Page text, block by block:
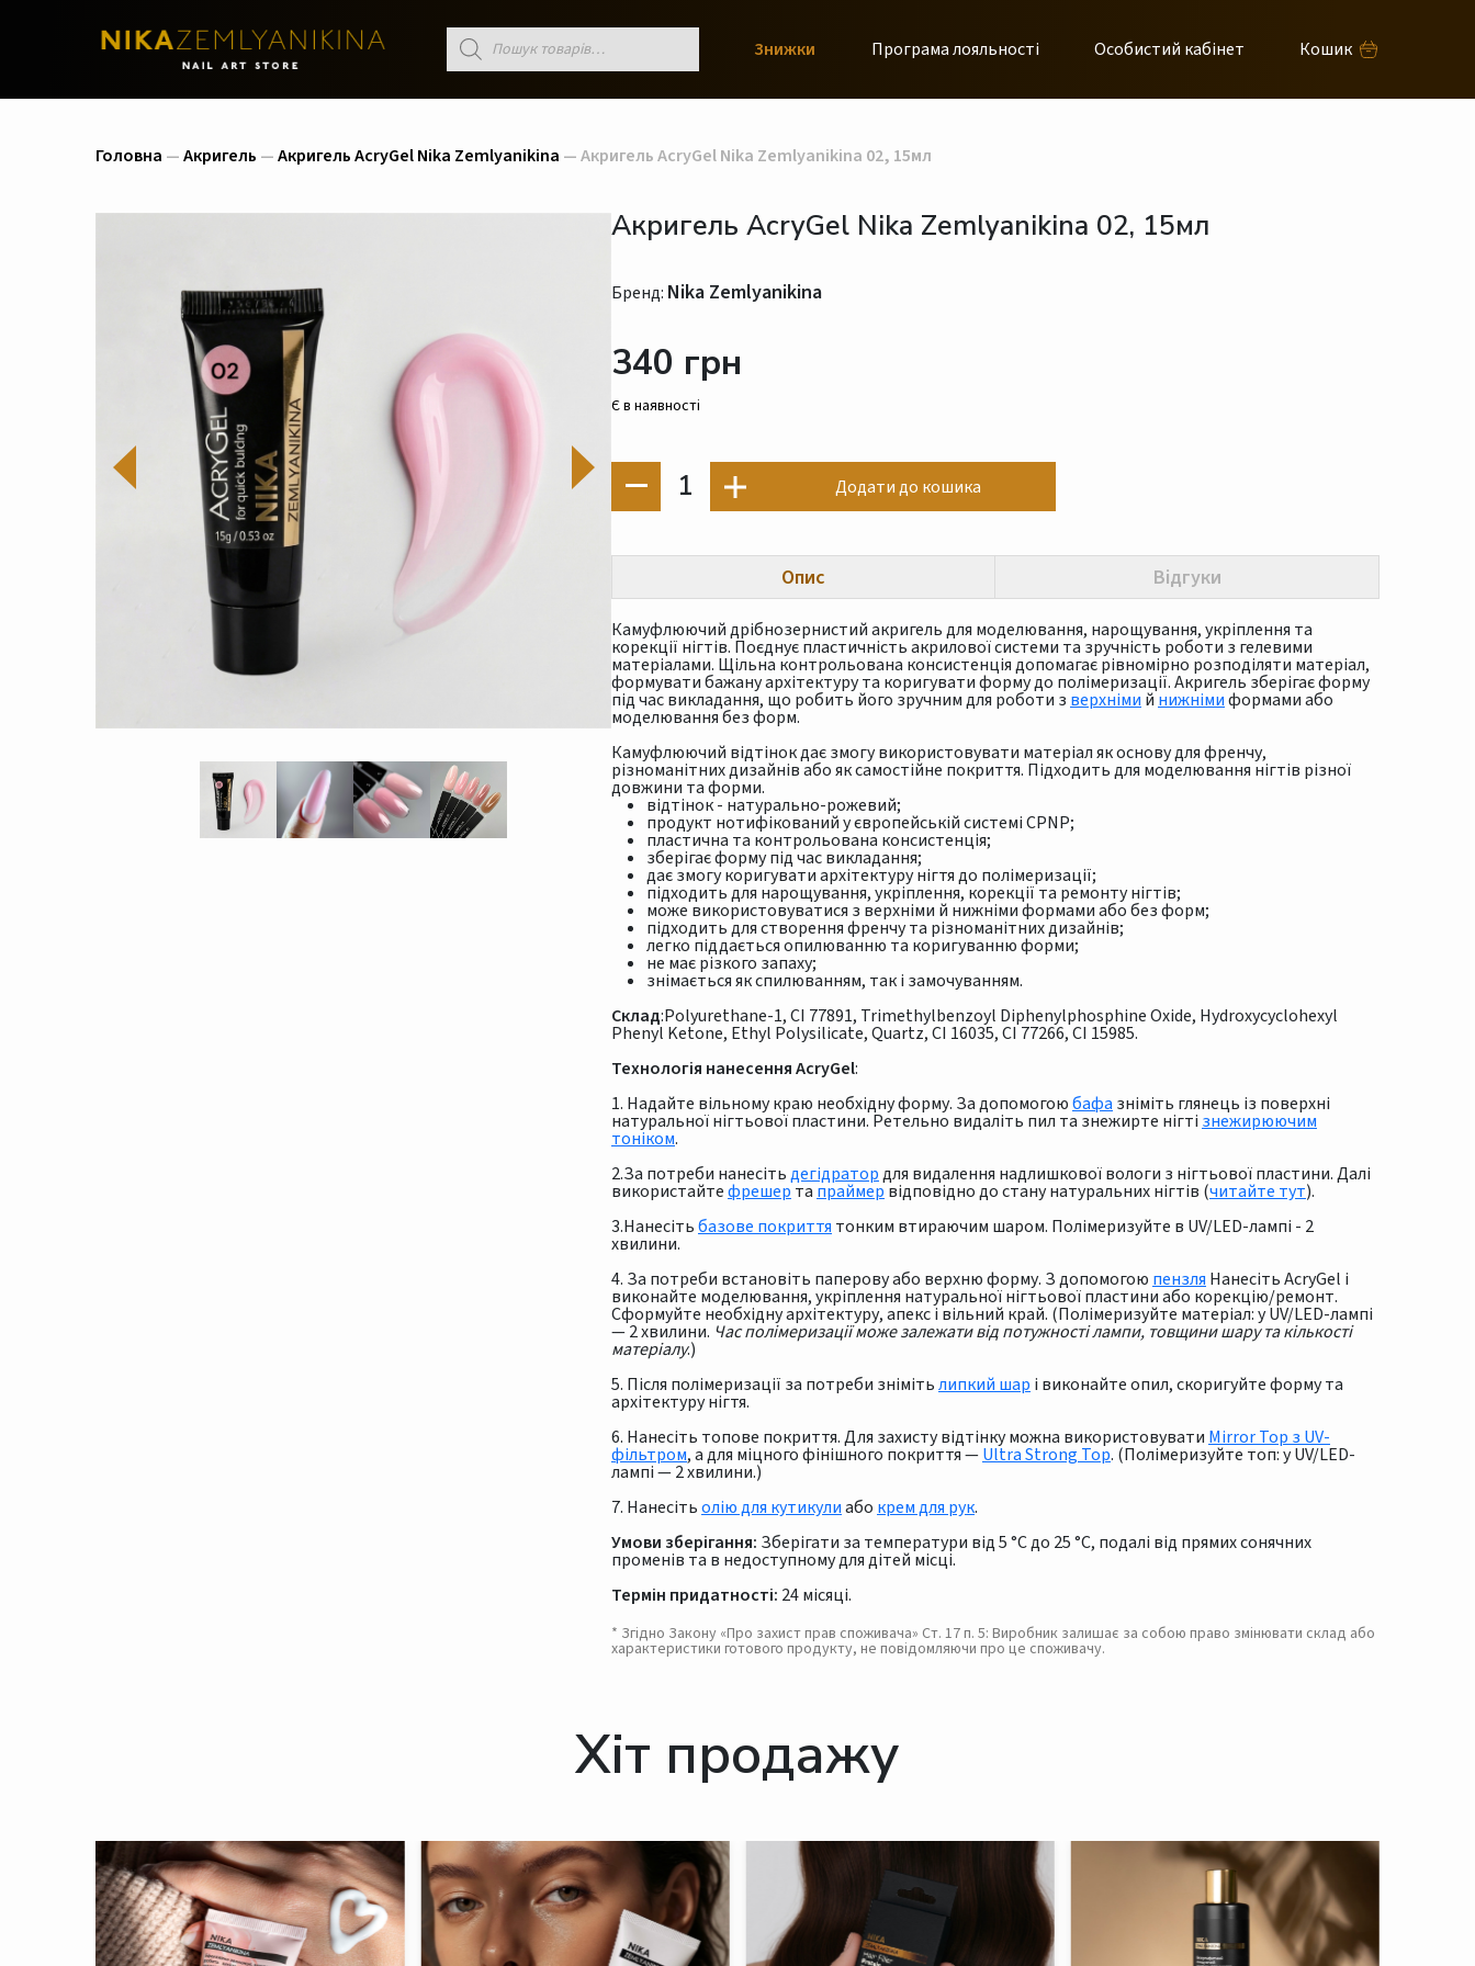
Пошук
товарів Знижки Програма лояльності Особистий кабінет Кошик
Головна —Акригель —Акригель AcryGel Nika Zemlyanikina — Акригель AcryGel Nika Zemlyanikina 02, 15мл
Акригель AcryGel Nika Zemlyanikina 02, 15мл
Бренд: Nika Zemlyanikina
340 грн
Є в наявності
1 Додати до кошика
Опис Відгуки
Камуфлюючий дрібнозернистий акригель для моделювання, нарощування, укріплення та
корекції нігтів. Поєднує пластичність акрилової системи та зручність роботи з гелевими
матеріалами. Щільна контрольована консистенція допомагає рівномірно розподіляти матеріал,
формувати бажану архітектуру та коригувати форму до полімеризації. Акригель зберігає форму
під час викладання, що робить його зручним для роботи з верхніми й нижнімиформами або
моделювання без форм.
Камуфлюючий відтінок дає змогу використовувати матеріал як основу для френчу,
різноманітних дизайнів або як самостійне покриття. Підходить для моделювання нігтів різної
довжини та форми.
відтінок - натурально-рожевий;
продукт нотифікований у європейській системі CPNP;
пластична та контрольована консистенція;
зберігає форму під час викладання;
дає змогу коригувати архітектуру нігтя до полімеризації;
підходить для нарощування, укріплення, корекції та ремонту нігтів;
може використовуватися з верхніми й нижніми формами або без форм;
підходить для створення френчу та різноманітних дизайнів;
легко піддається опилюванню та коригуванню форми;
не має різкого запаху;
знімається як спилюванням, так і замочуванням.
Склад:Polyurethane-1, CI 77891, Trimethylbenzoyl Diphenylphosphine Oxide, Hydroxycyclohexyl
Phenyl Ketone, Ethyl Polysilicate, Quartz, CI 16035, CI 77266, CI 15985.
Технологія нанесення AcryGel:
1. Надайте вільному краю необхідну форму. За допомогоюбафа зніміть глянець із поверхні
натуральної нігтьової пластини. Ретельно видаліть пил та знежирте нігті знежирюючим
тоніком.
2.За потреби нанесітьдегідратордля видалення надлишкової вологи з нігтьової пластини. Далі
використайтефрешер та праймер відповідно до стану натуральних нігтів (читайте тут).
3.Нанесітьбазове покриття тонким втираючим шаром. Полімеризуйте в UV/LED-лампі - 2
хвилини.
4. За потреби встановіть паперову або верхню форму. З допомогою пензля Нанесіть AcryGel і
виконайте моделювання, укріплення натуральної нігтьової пластини або корекцію/ремонт.
Cформуйте необхідну архітектуру, апекс і вільний край. (Полімеризуйте матеріал: у UV/LED-лампі
— 2 хвилини. Час полімеризації може залежати від потужності лампи, товщини шару та кількості
матеріалу.)
5. Після полімеризації за потреби знімітьлипкий шар і виконайте опил, скоригуйте форму та
архітектуру нігтя.
6. Нанесіть топове покриття. Для захисту відтінку можна використовувати Mirror Top з UV-
фільтром, а для міцного фінішного покриття —Ultra Strong Top. (Полімеризуйте топ: у UV/LED-
лампі — 2 хвилини.)
7. Нанесітьолію для кутикулиабо крем для рук.
Умови зберігання: Зберігати за температури від 5 °C до 25 °C, подалі від прямих сонячних
променів та в недоступному для дітей місці.
Термін придатності: 24 місяці.
* Згідно Закону «Про захист прав споживача» Ст. 17 п. 5: Виробник залишає за собою право змінювати склад або
характеристики готового продукту, не повідомляючи про це споживачу.
Хіт продажу